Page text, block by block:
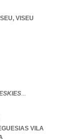
, VISEU
...
VILA